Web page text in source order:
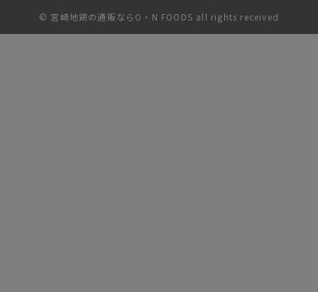
© 宮崎地鶏の通販ならO・N FOODS all rights received